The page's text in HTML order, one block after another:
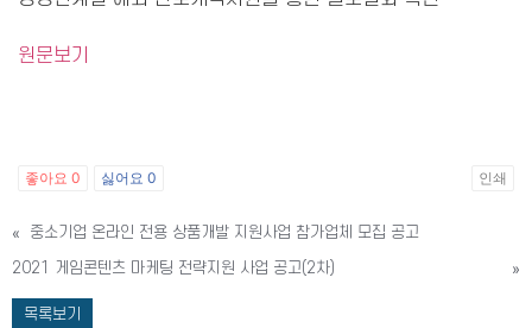
원문보기
좋아요 0 싫어요 0 인쇄
«
중소기업 온라인 전용 상품개발 지원사업 참가업체 모집 공고
2021 게임콘텐츠 마케팅 전략지원 사업 공고(2차)
»
목록보기